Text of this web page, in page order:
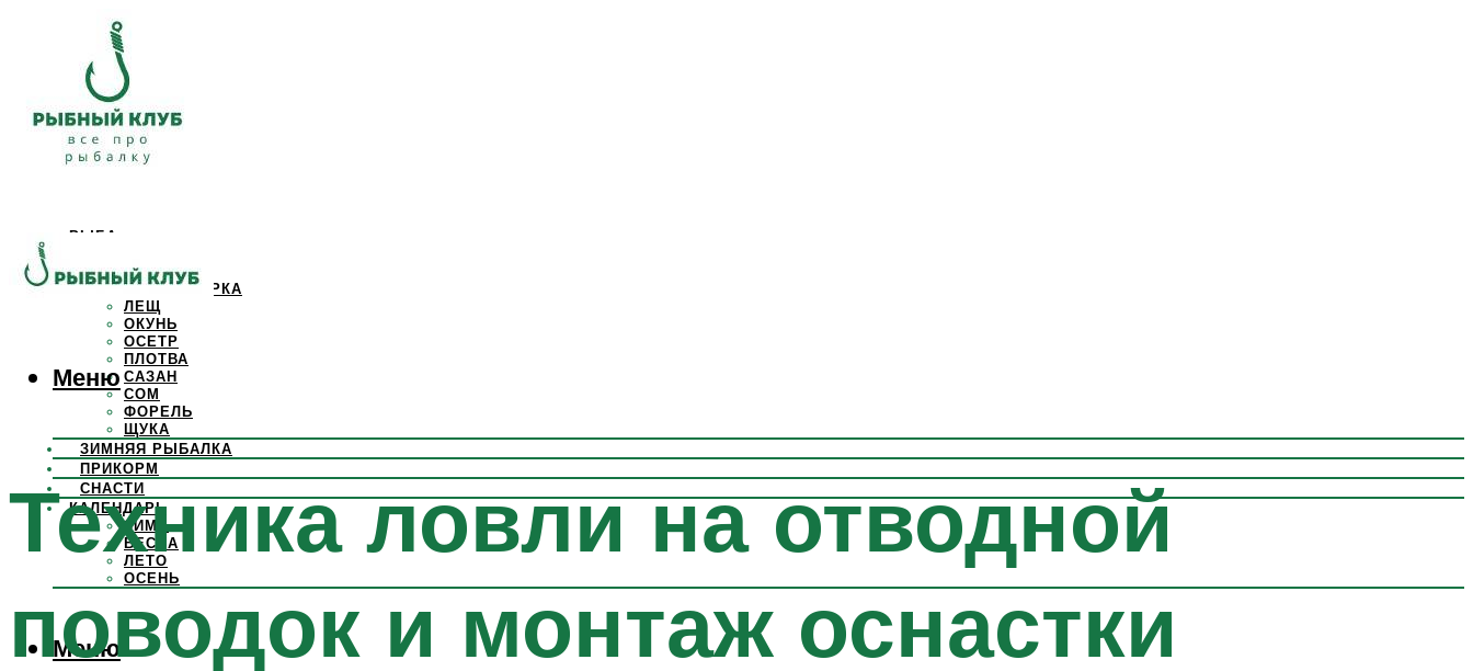
РЫБА
КАРП
КРАСНОПЕРКА
ЛЕЩ
ОКУНЬ
ОСЕТР
ПЛОТВА
САЗАН
СОМ
ФОРЕЛЬ
ЩУКА
ЗИМНЯЯ РЫБАЛКА
ПРИКОРМ
СНАСТИ
КАЛЕНДАРЬ
ЗИМА
ВЕСНА
ЛЕТО
ОСЕНЬ
Меню
Меню
Техника ловли на отводной
поводок и монтаж оснастки